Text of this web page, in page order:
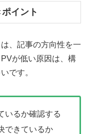
イント
、記事の方向性を一
が低い原因は、構
です。
いるか確認する
できているか